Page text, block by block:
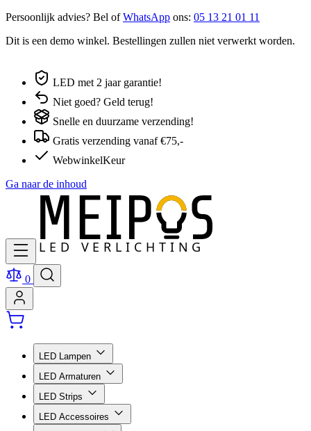
Persoonlijk advies? Bel ofWhatsApp ons: 05 13 21 01 11
Dit is een demo winkel. Bestellingen zullen niet verwerkt worden.
LED met 2 jaar garantie!
Niet goed? Geld terug!
Snelle en duurzame verzending!
Gratis verzending vanaf €75,-
WebwinkelKeur
Ga naar de inhoud
0
LED Lampen
LED Armaturen
LED Strips
LED Accessoires